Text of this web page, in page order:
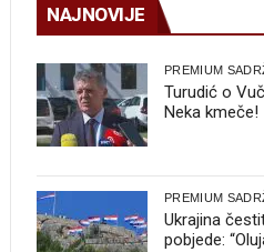
NAJNOVIJE
PREMIUM
Turudić o
Neka kmeče!
PREMIUM
Ukrajina
pobjede: